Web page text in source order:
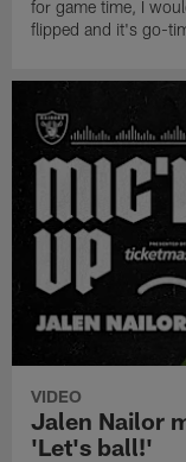
for game time, I
flipped and it's go-
VIDEO
Jalen Nailor
'Let's ball!'